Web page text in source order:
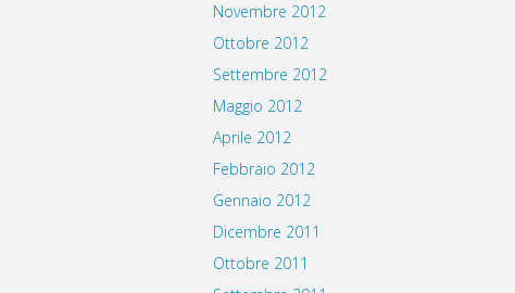
Novembre 2012
Ottobre 2012
Settembre 2012
Maggio 2012
Aprile 2012
Febbraio 2012
Gennaio 2012
Dicembre 2011
Ottobre 2011